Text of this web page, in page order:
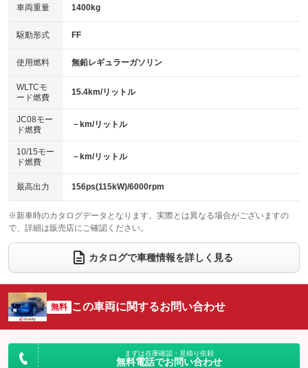
アイドリングストップ
：装備あり
USB入力端子
：装備あり
100V電源
：装備なし
センターデフロック
：装備なし
電動格納ミラー
：装備あり
キーレス
HID(キセノンライト)
：装備なし
バックカメラ
：装備あり
エアロ
：装備なし
：装備なし
パワーシート
ベンチシート
：装備なし
チップアップシート
：装備なし
：装備なし ：装備あり
ウォークスルー
：装備なし
電動リアゲート フロントカメラ
：装備あり
：装備なし ：装備あり
サイドカメラ
：装備あり ルーフレール
：装備なし
：装備なし
：装備なし
車両重量 1400kg
駆動形式 FF
使用燃料 無鉛レギュラーガソリン
WLTCモ
ード燃費
15.4km/リットル
JC08モー
ド燃費
－km/リットル
10/15モー
ド燃費
－km/リットル
最高出力 156ps(115kW)/6000rpm
※新車時のカタログデータとなります。実際とは異なる場合がございますの
で、詳細は販売店にご確認ください。
カタログで車種情報を詳しく見る
無料 この車両に関するお問い合わせ
まずは在庫確認・見積り依頼
無料電話でお問い合わせ